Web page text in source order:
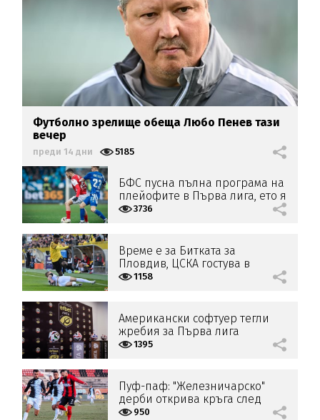
Футболно зрелище обеща Любо Пенев тази
вечер
преди 14 дни 5185
БФС пусна пълна програма на
плейофите в Първа лига, ето я
3736
Време е за Битката за
Пловдив, ЦСКА гостува в
Монтана
1158
Американски софтуер тегли
жребия за Първа лига
1395
Пуф-паф: "Железничарско"
дерби открива кръга след
паузата
950